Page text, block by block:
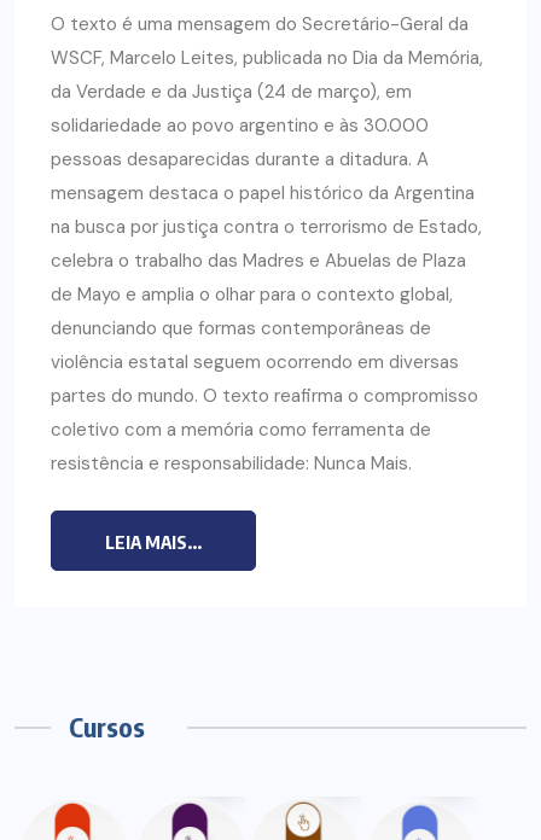
O texto é uma mensagem do Secretário-Geral da
WSCF, Marcelo Leites, publicada no Dia da Memória,
da Verdade e da Justiça (24 de março), em
solidariedade ao povo argentino e às 30.000
pessoas desaparecidas durante a ditadura. A
mensagem destaca o papel histórico da Argentina
na busca por justiça contra o terrorismo de Estado,
celebra o trabalho das Madres e Abuelas de Plaza
de Mayo e amplia o olhar para o contexto global,
denunciando que formas contemporâneas de
violência estatal seguem ocorrendo em diversas
partes do mundo. O texto reafirma o compromisso
coletivo com a memória como ferramenta de
resistência e responsabilidade: Nunca Mais.
LEIA MAIS...
Cursos